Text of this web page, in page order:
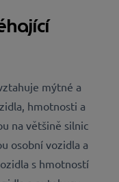
mýtné a
hmotnosti a
na většině silnic
osobní vozidla a
s hmotností